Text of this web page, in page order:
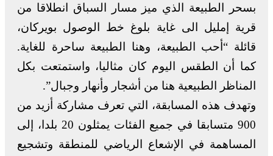
بسحر الطبيعة الذي ميز مسار السباق انطلاقا من
قرية إمليل الى غاية بلوغ خط الوصول بويركان،
قائلة “أحب الطبيعة، وهنا الطبيعة ساحرة للغاية.
كما أن الطقس اليوم كان مثاليا، واستمتعت بكل
المناظر الطبيعية هنا من أشجار وأنهار وجبال”.
وتهدف هذه المسابقة، التي تعرف مشاركة أزيد من
900 متسابقا في جميع الفئات يمثلون 20 بلدا، إلى
المساهمة في الإشعاع الرياضي للمنطقة وتشجيع